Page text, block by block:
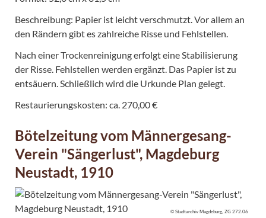
Beschreibung: Papier ist leicht verschmutzt. Vor allem an
den Rändern gibt es zahlreiche Risse und Fehlstellen.
Nach einer Trockenreinigung erfolgt eine Stabilisierung
der Risse. Fehlstellen werden ergänzt. Das Papier ist zu
entsäuern. Schließlich wird die Urkunde Plan gelegt.
Restaurierungskosten: ca. 270,00 €
Bötelzeitung vom Männergesang-
Verein "Sängerlust", Magdeburg
Neustadt, 1910
© Stadtarchiv Magdeburg, ZG 272.06